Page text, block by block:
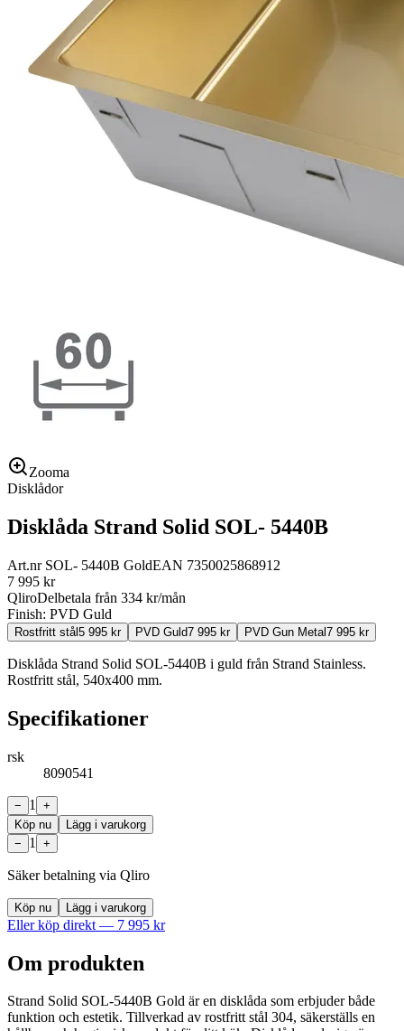
Zooma
Disklådor
Disklåda Strand Solid SOL- 5440B
Art.nr SOL- 5440B GoldEAN 7350025868912
7 995 kr
QliroDelbetala från 334 kr/mån
Finish: PVD Guld
Rostfritt stål 5 995 kr PVD Guld7 995 kr PVD Gun Metal 7 995 kr
Disklåda Strand Solid SOL-5440B i guld från Strand Stainless.
Rostfritt stål, 540x400 mm.
Specifikationer
rsk
8090541
− 1
+
Köp nu
Lägg i varukorg
−
1 +
Säker betalning via Qliro
Köp nu Lägg i varukorg
Eller köp direkt — 7 995 kr
Om produkten
Strand Solid SOL-5440B Gold är en disklåda som erbjuder både
funktion och estetik. Tillverkad av rostfritt stål 304, säkerställs en